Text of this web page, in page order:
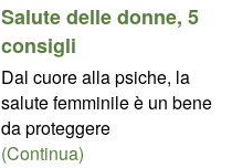
Salute delle donne, 5
consigli
Dal cuore alla psiche, la
salute femminile è un bene
da proteggere
(Continua)